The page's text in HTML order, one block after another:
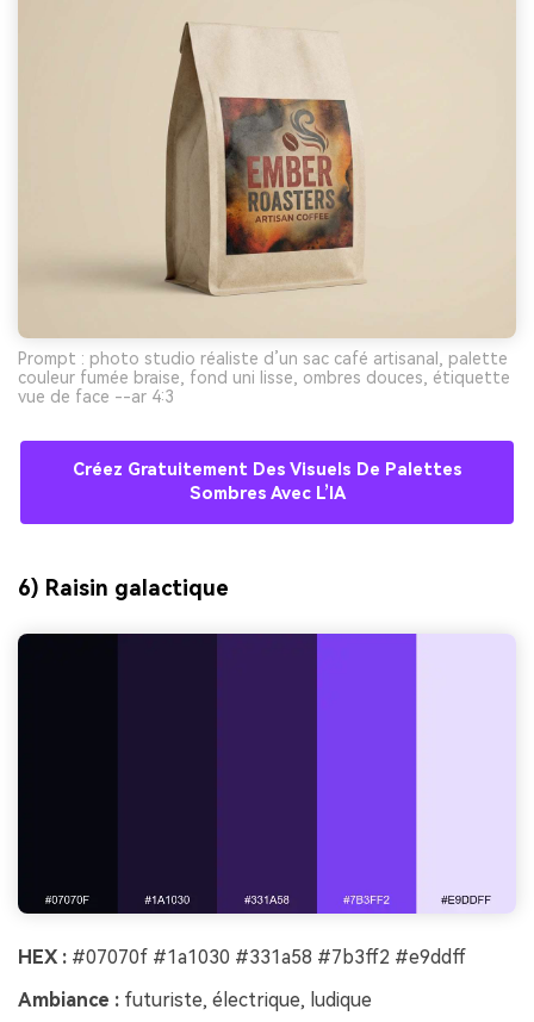
Prompt : photo studio réaliste d’un sac café artisanal, palette
couleur fumée braise, fond uni lisse, ombres douces, étiquette
vue de face --ar 4:3
Créez Gratuitement Des Visuels De Palettes
Sombres Avec L’IA
6) Raisin galactique
HEX : #07070f #1a1030 #331a58 #7b3ff2 #e9ddff
Ambiance : futuriste, électrique, ludique